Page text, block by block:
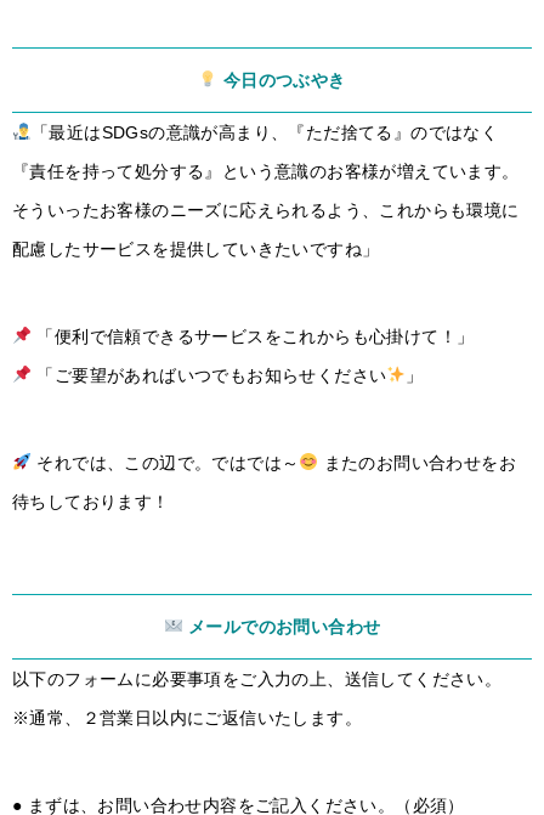
今日のつぶやき
「最近はSDGsの意識が高まり、『ただ捨てる』のではなく
『責任を持って処分する』という意識のお客様が増えています。
そういったお客様のニーズに応えられるよう、これからも環境に
配慮したサービスを提供していきたいですね」
「便利で信頼できるサービスをこれからも心掛けて！」
「ご要望があればいつでもお知らせください
」
それでは、この辺で。ではでは～
またのお問い合わせをお
待ちしております！
メールでのお問い合わせ
以下のフォームに必要事項をご入力の上、送信してください。
※通常、２営業日以内にご返信いたします。
● まずは、お問い合わせ内容をご記入ください。（必須）